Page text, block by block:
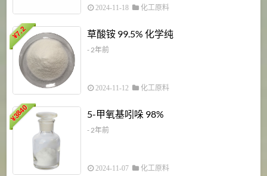
2024-11-18 化工原料
¥
7.2 草酸铵 99.5% 化学纯
- 2年前
2024-11-12 化工原料
¥
3840 5-甲氧基吲哚 98%
- 2年前
2024-11-07 化工原料